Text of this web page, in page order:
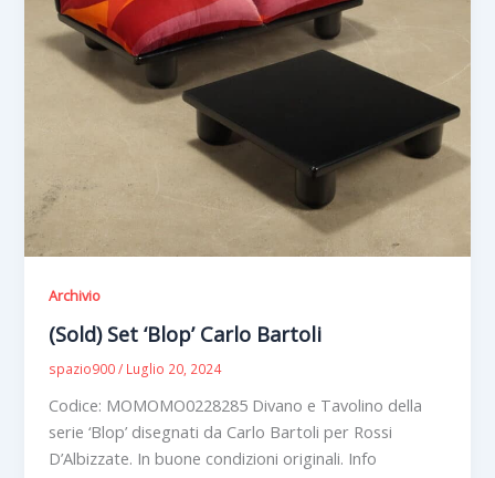
Archivio
(Sold) Set ‘Blop’ Carlo Bartoli
spazio900/ Luglio 20, 2024
Codice: MOMOMO0228285 Divano e Tavolino della
serie ‘Blop’ disegnati da Carlo Bartoli per Rossi
D’Albizzate. In buone condizioni originali. Info